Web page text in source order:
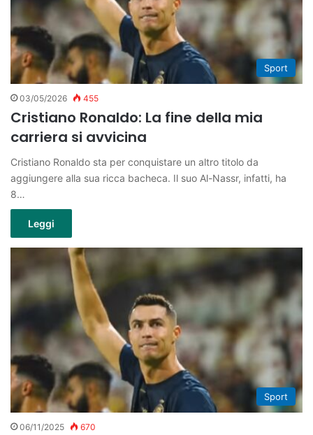
Sport
03/05/2026 455
Cristiano Ronaldo: La fine della mia
carriera si avvicina
Cristiano Ronaldo sta per conquistare un altro titolo da
aggiungere alla sua ricca bacheca. Il suo Al-Nassr, infatti, ha
8…
Leggi
Sport
06/11/2025 670